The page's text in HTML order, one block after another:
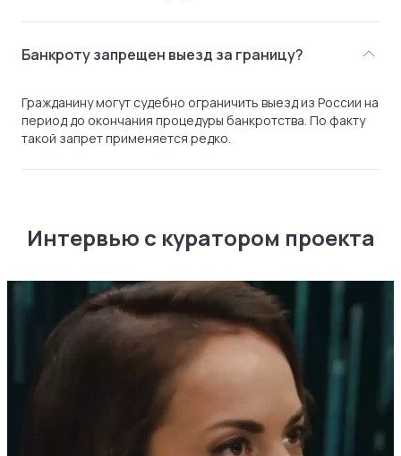
Банкроту запрещен выезд за границу?
Гражданину могут судебно ограничить выезд из России на
период до окончания процедуры банкротства. По факту
такой запрет применяется редко.
Интервью с куратором проекта